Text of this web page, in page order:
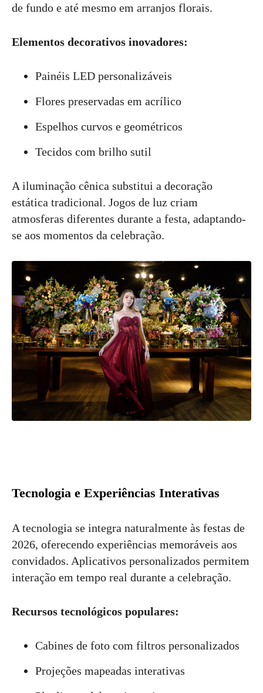
de fundo e até mesmo em arranjos florais.
Elementos decorativos inovadores:
Painéis LED personalizáveis
Flores preservadas em acrílico
Espelhos curvos e geométricos
Tecidos com brilho sutil
A iluminação cênica substitui a decoração
estática tradicional. Jogos de luz criam
atmosferas diferentes durante a festa, adaptando-
se aos momentos da celebração.
Tecnologia e Experiências Interativas
A tecnologia se integra naturalmente às festas de
2026, oferecendo experiências memoráveis aos
convidados. Aplicativos personalizados permitem
interação em tempo real durante a celebração.
Recursos tecnológicos populares:
Cabines de foto com filtros personalizados
Projeções mapeadas interativas